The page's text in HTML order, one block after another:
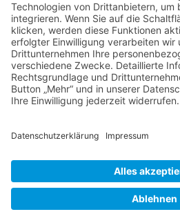
Diese E-Mail-Adresse ist vor
muss JavaScript eingeschaltet sein!
Diese E-Mail-Adresse ist vor
muss JavaScript eingeschaltet sein!
Telefon Service-Team
Tel: 0261-1349 5200
Tel: 0172-546 19 20
Datenschutzerklärung
Der Gesundheitsverband für